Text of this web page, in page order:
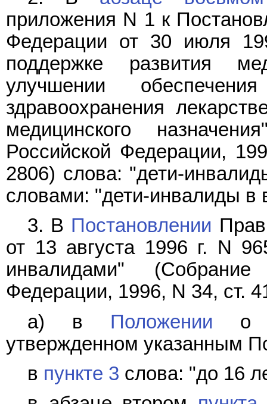
приложения N 1 к
Федерации от 30 июля
поддержке развития
улучшении
здравоохранения
медицинского
Российской Федерации,
2806) слова: "дети-
словами: "дети-инвалиды в
3. В Постановлении
от 13 августа 1996 г. N
инвалидами" (Собрание
Федерации, 1996, N 34, ст.
а) в Положении о
утвержденном указанным
в пункте 3 слова: "до 16